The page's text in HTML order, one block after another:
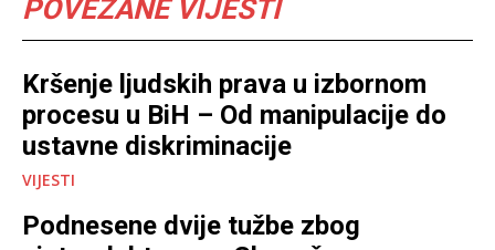
POVEZANE VIJESTI
Kršenje ljudskih prava u izbornom
procesu u BiH – Od manipulacije do
ustavne diskriminacije
VIJESTI
Podnesene dvije tužbe zbog